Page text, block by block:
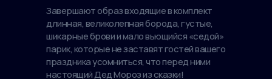
Завершают образ входящие в комплект
длинная, великолепная борода, густые,
шикарные брови и мало вьющийся «седой»
парик, которые не заставят гостей вашего
праздника усомниться, что перед ними
настоящий Дед Мороз из сказки!